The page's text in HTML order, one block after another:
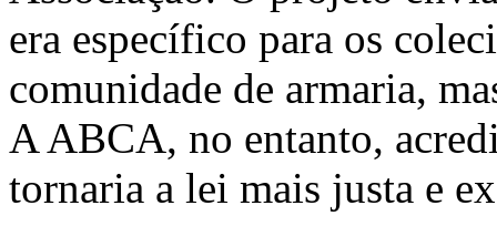
era específico para os
comunidade de armaria,
A ABCA, no entanto,
tornaria a lei mais justa e